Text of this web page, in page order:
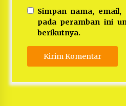
Simpan nama,
pada peramban ini
berikutnya.